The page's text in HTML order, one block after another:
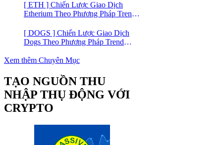
[ ETH ] Chiến Lược Giao Dịch
Etherium Theo Phương Pháp Trend
[ DOGS ] Chiến Lược Giao Dịch
Dogs Theo Phương Pháp Trend
Yết trên Binance
Xem thêm Chuyên Mục
TẠO NGUỒN THU
NHẬP THỤ ĐỘNG VỚI
CRYPTO